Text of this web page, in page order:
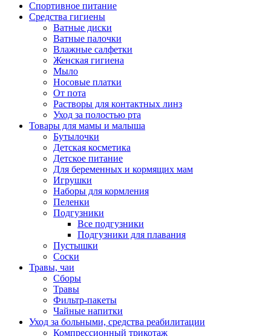
Спортивное питание
Средства гигиены
Ватные диски
Ватные палочки
Влажные салфетки
Женская гигиена
Мыло
Носовые платки
От пота
Растворы для контактных линз
Уход за полостью рта
Товары для мамы и малыша
Бутылочки
Детская косметика
Детское питание
Для беременных и кормящих мам
Игрушки
Наборы для кормления
Пеленки
Подгузники
Все подгузники
Подгузники для плавания
Пустышки
Соски
Травы, чаи
Сборы
Травы
Фильтр-пакеты
Чайные напитки
Уход за больными, средства реабилитации
Компрессионный трикотаж